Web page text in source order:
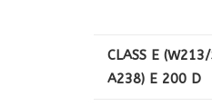
CLASS E
A238) E 200 D